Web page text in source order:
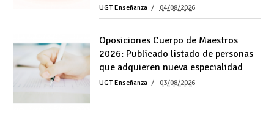
UGT Enseñanza 04/08/2026
Oposiciones Cuerpo de Maestros
2026: Publicado listado de personas
que adquieren nueva especialidad
UGT Enseñanza 03/08/2026